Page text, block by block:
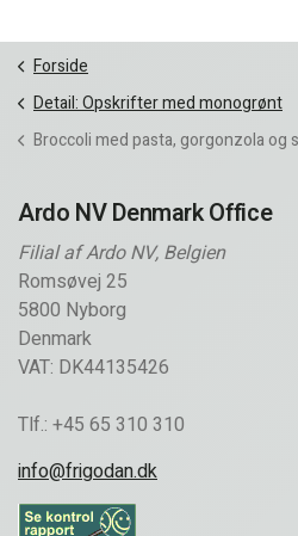
Forside
Detail: Opskrifter med monogrønt
Broccoli med pasta, gorgonzola og
Ardo NV Denmark Office
Filial af Ardo NV, Belgien
Romsøvej 25
5800 Nyborg
Denmark
VAT: DK44135426
Tlf.: +45 65 310 310
info@frigodan.dk